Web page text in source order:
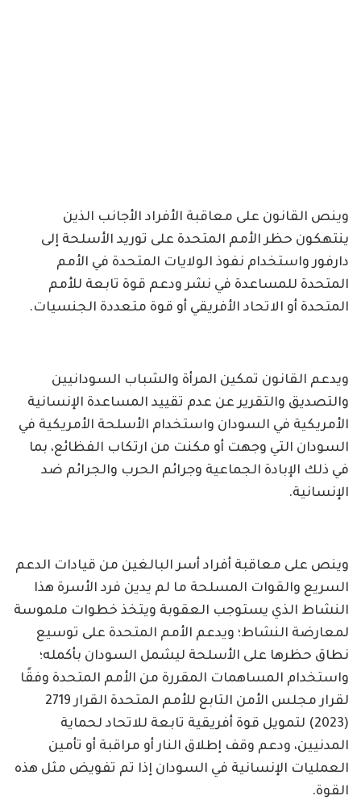
وينص القانون على معاقبة الأفراد الأجانب الذين
ينتهكون حظر الأمم المتحدة على توريد الأسلحة إلى
دارفور واستخدام نفوذ الولايات المتحدة في الأمم
المتحدة للمساعدة في نشر ودعم قوة تابعة للأمم
المتحدة أو الاتحاد الأفريقي أو قوة متعددة الجنسيات.
ويدعم القانون تمكين المرأة والشباب السودانيين
والتصديق والتقرير عن عدم تقييد المساعدة الإنسانية
الأمريكية في السودان واستخدام الأسلحة الأمريكية في
السودان التي وجهت أو مكنت من ارتكاب الفظائع، بما
في ذلك الإبادة الجماعية وجرائم الحرب والجرائم ضد
الإنسانية.
وينص على معاقبة أفراد أسر البالغين من قيادات الدعم
السريع والقوات المسلحة ما لم يدين فرد الأسرة هذا
النشاط الذي يستوجب العقوبة ويتخذ خطوات ملموسة
لمعارضة النشاط؛ ويدعم الأمم المتحدة على توسيع
نطاق حظرها على الأسلحة ليشمل السودان بأكمله؛
واستخدام المساهمات المقررة من الأمم المتحدة وفقًا
لقرار مجلس الأمن التابع للأمم المتحدة القرار 2719
(2023) لتمويل قوة أفريقية تابعة للاتحاد لحماية
المدنيين، ودعم وقف إطلاق النار أو مراقبة أو تأمين
العمليات الإنسانية في السودان إذا تم تفويض مثل هذه
القوة.